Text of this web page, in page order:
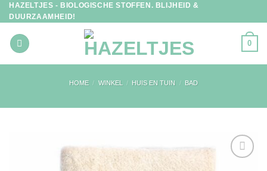
Ga
naar
inhoud
HAZELTJES - BIOLOGISCHE STOFFEN. BLIJHEID &
DUURZAAMHEID!
0
HOME / WINKEL / HUIS EN TUIN / BAD